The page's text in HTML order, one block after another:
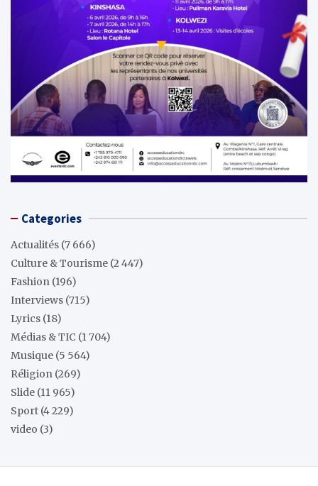
Categories
Actualités (7 666)
Culture & Tourisme (2 447)
Fashion (196)
Interviews (715)
Lyrics (18)
Médias & TIC (1 704)
Musique (5 564)
Réligion (269)
Slide (11 965)
Sport (4 229)
video (3)